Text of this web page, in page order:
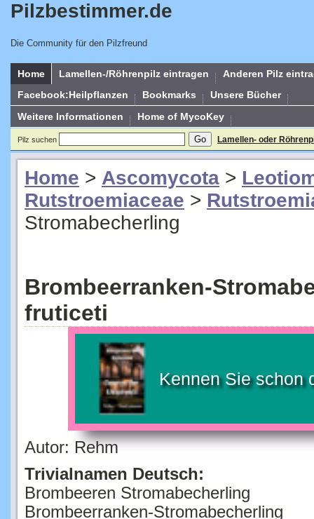
Pilzbestimmer.de
Die Community für den Pilzfreund
Home Lamellen-/Röhrenpilz eintragen
Anderen Pilz
Facebook:Heilpflanzen
Bookmarks
Unsere Bücher
Weitere Informationen
Home of MycoKey
Pilz suchen Lamellen- oder
Home > Ascomycota >
Rutstroemiaceae >
Stromabecherling
Brombeerranken-
fruticeti
Kennen Sie schon
Autor: Rehm
Brombeeren Stromabecherling
Brombeerranken-Stromabecherling